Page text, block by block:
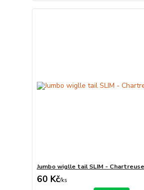
Jumbo wiglle tail SLIM -
60 Kč/ks